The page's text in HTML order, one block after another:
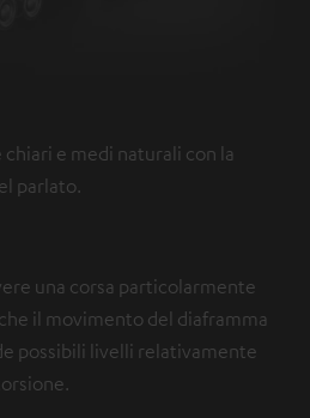
e medi naturali con la
parlato.
una corsa particolarmente
il movimento del diaframma
possibili livelli relativamente